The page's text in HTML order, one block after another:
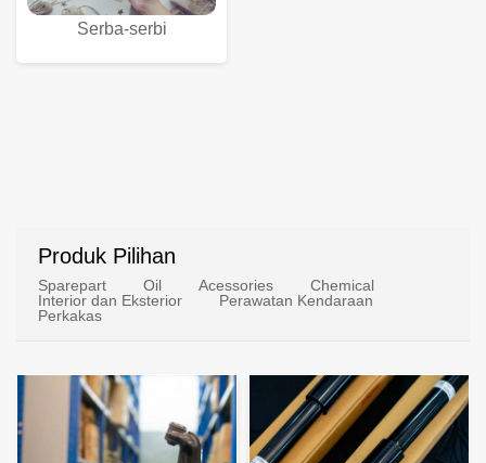
Serba-serbi
Produk Pilihan
Sparepart Oil Acessories
Chemical
Interior dan Eksterior
Perawatan Kendaraan
Perkakas